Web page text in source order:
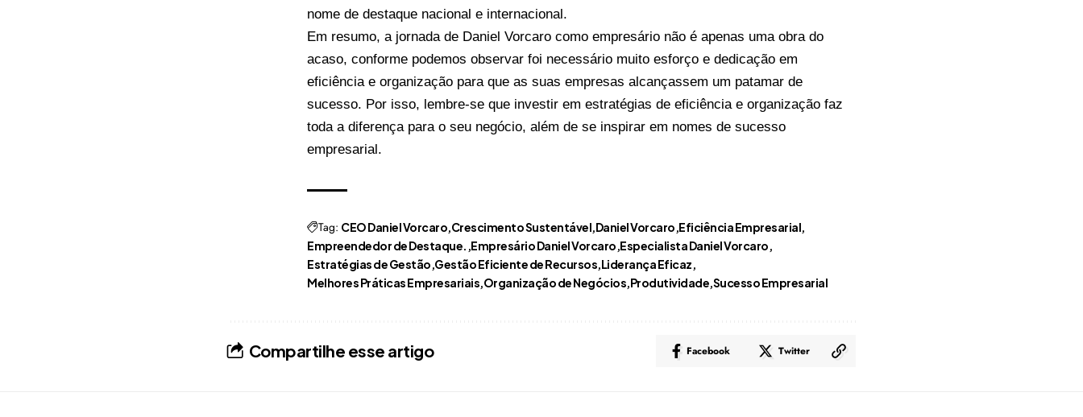
nome de destaque nacional e internacional.
Em resumo, a jornada de Daniel Vorcaro como empresário não é apenas uma obra do
acaso, conforme podemos observar foi necessário muito esforço e dedicação em
eficiência e organização para que as suas empresas alcançassem um patamar de
sucesso. Por isso, lembre-se que investir em estratégias de eficiência e organização faz
toda a diferença para o seu negócio, além de se inspirar em nomes de sucesso
empresarial.
Tag: CEO Daniel Vorcaro Crescimento Sustentável Daniel Vorcaro Eficiência Empresarial
Empreendedor de Destaque. Empresário Daniel Vorcaro Especialista Daniel Vorcaro
Estratégias de Gestão Gestão Eficiente de Recursos Liderança Eficaz
Melhores Práticas Empresariais Organização de Negócios Produtividade Sucesso Empresarial
Compartilhe esse artigo Facebook Twitter